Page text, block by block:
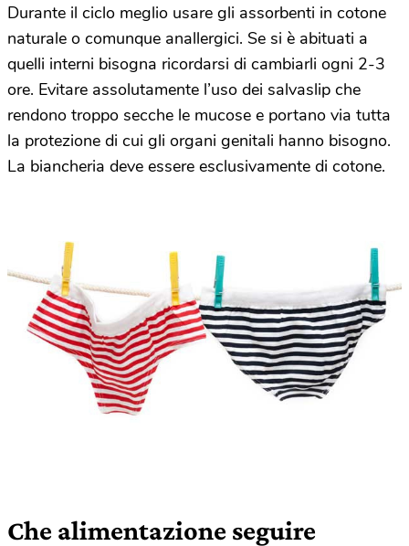
Durante il ciclo meglio usare gli assorbenti in cotone
naturale o comunque anallergici. Se si è abituati a
quelli interni bisogna ricordarsi di cambiarli ogni 2-3
ore. Evitare assolutamente l’uso dei salvaslip che
rendono troppo secche le mucose e portano via tutta
la protezione di cui gli organi genitali hanno bisogno.
La biancheria deve essere esclusivamente di cotone.
Che alimentazione seguire